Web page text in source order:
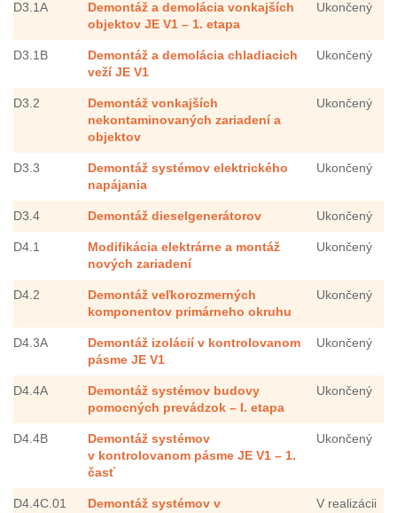
D3.1A
Demontáž a demolácia vonkajších
objektov JE V1 – 1. etapa
Ukončený
D3.1B
Demontáž a demolácia chladiacich
veží JE V1
Ukončený
D3.2
Demontáž vonkajších
nekontaminovaných zariadení a
objektov
Ukončený
D3.3
Demontáž systémov elektrického
napájania
Ukončený
D3.4 Demontáž dieselgenerátorov Ukončený
D4.1
Modifikácia elektrárne a montáž
nových zariadení
Ukončený
D4.2
Demontáž veľkorozmerných
komponentov primárneho okruhu
Ukončený
D4.3A
Demontáž izolácií v kontrolovanom
pásme JE V1
Ukončený
D4.4A
Demontáž systémov budovy
pomocných prevádzok – I. etapa
Ukončený
D4.4B
Demontáž systémov
v kontrolovanom pásme JE V1 – 1.
časť
Ukončený
D4.4C.01
Demontáž systémov v
V realizácii